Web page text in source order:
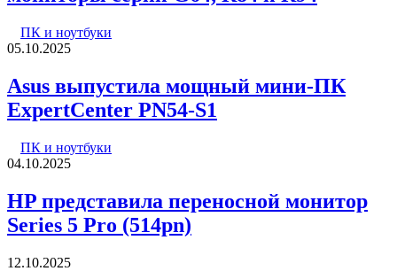
ПК и ноутбуки
05.10.2025
Asus выпустила мощный мини-ПК
ExpertCenter PN54-S1
ПК и ноутбуки
04.10.2025
HP представила переносной монитор
Series 5 Pro (514pn)
12.10.2025